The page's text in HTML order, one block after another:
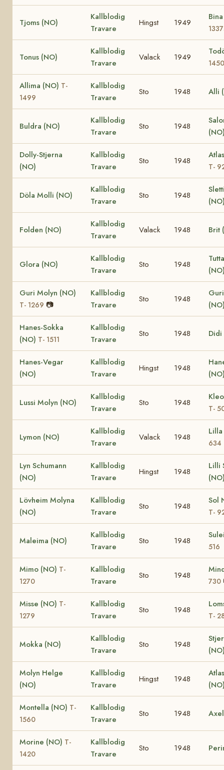
Tjoms (NO)
Kallblodig
Travare
Hingst 1949
Tonus (NO)
Kallblodig
Travare
Valack 1949
Allima (NO) T-
1499
Kallblodig
Travare
Sto 1948 Alli
Buldra (NO)
Kallblodig
Travare
Sto 1948
Dolly-Stjerna
(NO)
Kallblodig
Travare
Sto 1948
T-
Döla Molli (NO)
Kallblodig
Travare
Sto 1948
Folden (NO)
Kallblodig
Travare
Valack 1948 Brit
Glora (NO)
Kallblodig
Travare
Sto 1948
Guri Molyn (NO)
T- 1269 📷
Kallblodig
Travare
Sto 1948
Hanes-Sokka
(NO) T- 1511
Kallblodig
Travare
Sto 1948
Hanes-Vegar
(NO)
Kallblodig
Travare
Hingst 1948
Lussi Molyn (NO)
Kallblodig
Travare
Sto 1948
T-
Lymon (NO)
Kallblodig
Travare
Valack 1948
634
Lyn Schumann
(NO)
Kallblodig
Travare
Hingst 1948
Lilli
Lövheim Molyna
(NO)
Kallblodig
Travare
Sto 1948
Sol
T-
Maleima (NO)
Kallblodig
Travare
Sto 1948
516
Mimo (NO) T-
1270
Kallblodig
Travare
Sto 1948
730
Misse (NO) T-
1279
Kallblodig
Travare
Sto 1948
T-
Mokka (NO)
Kallblodig
Travare
Sto 1948
Molyn Helge
(NO)
Kallblodig
Travare
Hingst 1948
Montella (NO) T-
1560
Kallblodig
Travare
Sto 1948
Morine (NO) T-
1420
Kallblodig
Travare
Sto 1948